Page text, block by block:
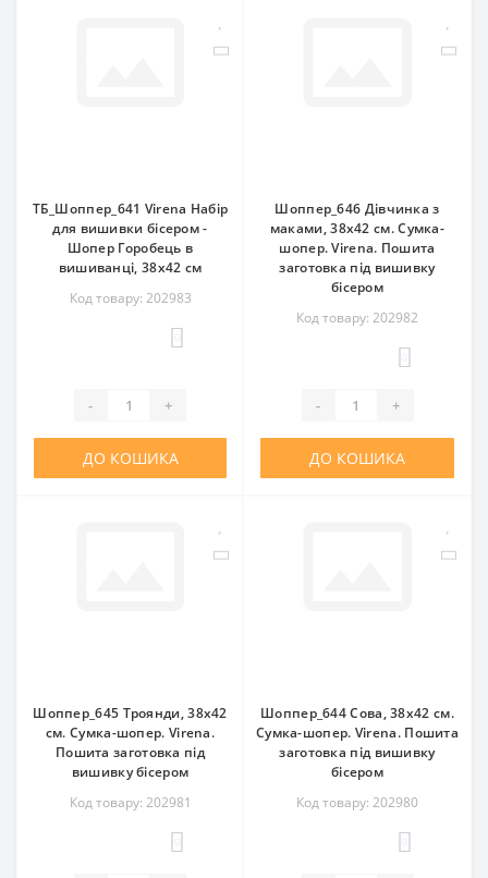
ТБ_Шоппер_641 Virena Набір
для вишивки бісером -
Шопер Горобець в
вишиванці, 38х42 см
Код товару: 202983
- +
ДО КОШИКА
Шоппер_646 Дівчинка з
маками, 38х42 см. Сумка-
шопер. Virena. Пошита
заготовка під вишивку
бісером
Код товару: 202982
- +
ДО КОШИКА
Шоппер_645 Троянди, 38х42
см. Сумка-шопер. Virena.
Пошита заготовка під
вишивку бісером
Код товару: 202981
Шоппер_644 Сова, 38х42 см.
Сумка-шопер. Virena. Пошита
заготовка під вишивку
бісером
Код товару: 202980